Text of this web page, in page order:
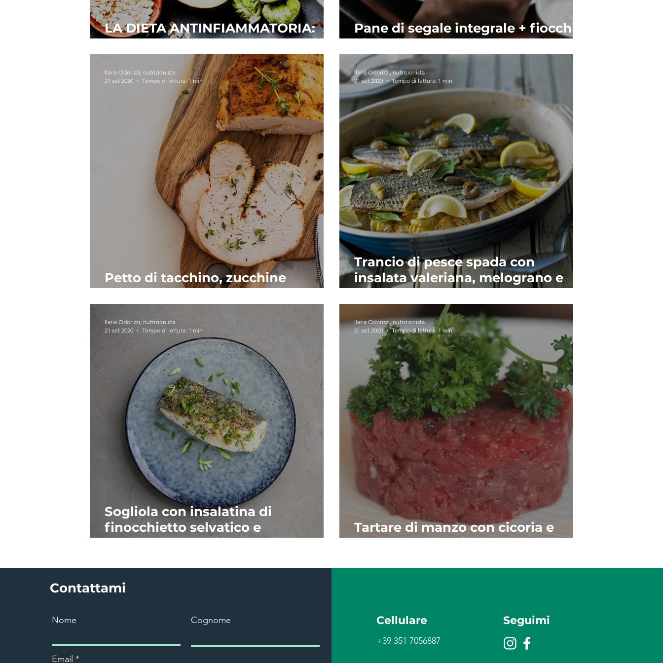
LA DIETA ANTINFIAMMATORIA:
SCOPRIAMOLA
Pane di segale integrale + fiocchi
di latte + noci + mirtilli
Petto di tacchino, zucchine
grigliate, olive verdi e limone
Ilaria Odorizzi, nutrizionista
21 set 2020
Tempo di lettura: 1 min
Trancio di pesce spada con
insalata valeriana, melograno e
olio extravergine di oliva
Ilaria Odorizzi, nutrizionista
21 set 2020
Tempo di lettura: 1 min
Sogliola con insalatina di
finocchietto selvatico e
pomodorino + olive nere
Ilaria Odorizzi, nutrizionista
21 set 2020
Tempo di lettura: 1 min
Tartare di manzo con cicoria e
patate con buccia cotte al forno
Ilaria Odorizzi, nutrizionista
21 set 2020
Tempo di lettura: 1 min
Contattami
Nome Cognome
Email
Cellulare
+39 351 7056887
Seguimi